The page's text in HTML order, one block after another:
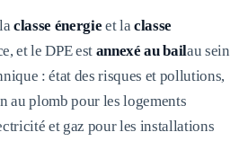
laclasse énergie et laclasse
et le DPE est annexé au bailau sein
: état des risques et pollutions,
au plomb pour les logements
et gaz pour les installations